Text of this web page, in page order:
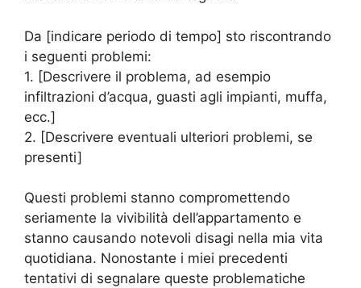
Da [indicare periodo di tempo] sto riscontrando
i seguenti problemi:
1. [Descrivere il problema, ad esempio
infiltrazioni d’acqua, guasti agli impianti, muffa,
ecc.]
2. [Descrivere eventuali ulteriori problemi, se
presenti]
Questi problemi stanno compromettendo
seriamente la vivibilità dell’appartamento e
stanno causando notevoli disagi nella mia vita
quotidiana. Nonostante i miei precedenti
tentativi di segnalare queste problematiche